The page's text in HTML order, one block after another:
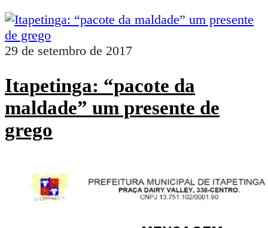
29 de setembro de 2017
Itapetinga: “pacote da
maldade” um presente de
grego